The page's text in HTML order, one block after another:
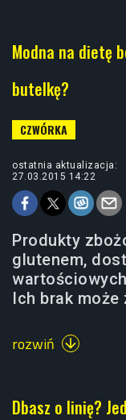
Modna na dietę
butelkę?
ostatnia aktualizacja:
27.03.2015 14:22
Produkty
glutenem,
Ich brak
rozwiń 
Dbasz o linię?